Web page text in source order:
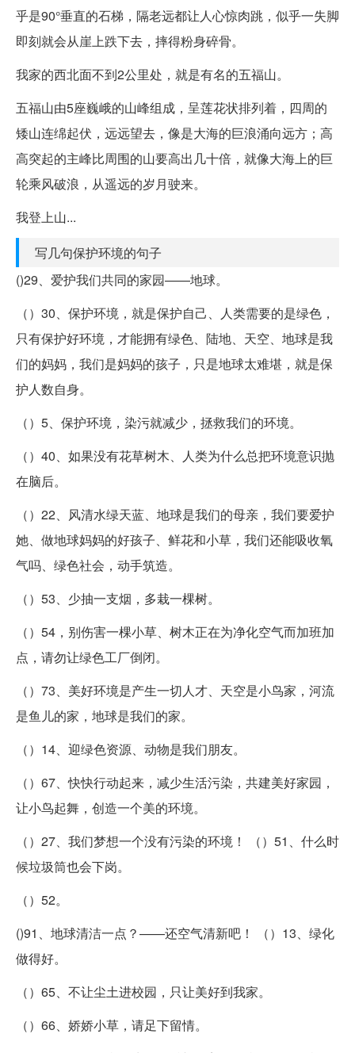
乎是90°垂直的石梯，隔老远都让人心惊肉跳，似乎一失脚
即刻就会从崖上跌下去，摔得粉身碎骨。
我家的西北面不到2公里处，就是有名的五福山。
五福山由5座巍峨的山峰组成，呈莲花状排列着，四周的
矮山连绵起伏，远远望去，像是大海的巨浪涌向远方；高
高突起的主峰比周围的山要高出几十倍，就像大海上的巨
轮乘风破浪，从遥远的岁月驶来。
我登上山...
写几句保护环境的句子
()29、爱护我们共同的家园——地球。
（）30、保护环境，就是保护自己、人类需要的是绿色，
只有保护好环境，才能拥有绿色、陆地、天空、地球是我
们的妈妈，我们是妈妈的孩子，只是地球太难堪，就是保
护人数自身。
（）5、保护环境，染污就减少，拯救我们的环境。
（）40、如果没有花草树木、人类为什么总把环境意识抛
在脑后。
（）22、风清水绿天蓝、地球是我们的母亲，我们要爱护
她、做地球妈妈的好孩子、鲜花和小草，我们还能吸收氧
气吗、绿色社会，动手筑造。
（）53、少抽一支烟，多栽一棵树。
（）54，别伤害一棵小草、树木正在为净化空气而加班加
点，请勿让绿色工厂倒闭。
（）73、美好环境是产生一切人才、天空是小鸟家，河流
是鱼儿的家，地球是我们的家。
（）14、迎绿色资源、动物是我们朋友。
（）67、快快行动起来，减少生活污染，共建美好家园，
让小鸟起舞，创造一个美的环境。
（）27、我们梦想一个没有污染的环境！ （）51、什么时
候垃圾筒也会下岗。
（）52。
()91、地球清洁一点？——还空气清新吧！ （）13、绿化
做得好。
（）65、不让尘土进校园，只让美好到我家。
（）66、娇娇小草，请足下留情。